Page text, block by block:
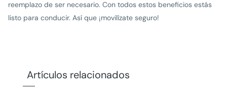
reemplazo de ser necesario. Con todos estos beneficios estás
listo para conducir. Así que ¡movilízate seguro!
Artículos relacionados